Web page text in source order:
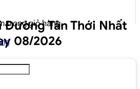
trong giỏ hàng.Tân Thới Nhất
08/2026